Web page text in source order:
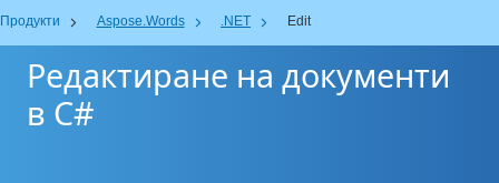
Продукти Aspose.Words .NET Edit
Редактиране на документи
в C#